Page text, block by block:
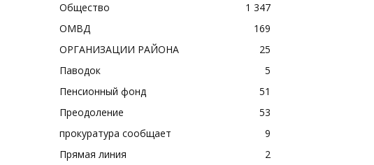
Общество
1 347
ОМВД
169
ОРГАНИЗАЦИИ РАЙОНА
25
Паводок
5
Пенсионный фонд
51
Преодоление
53
прокуратура сообщает
9
Прямая линия
2